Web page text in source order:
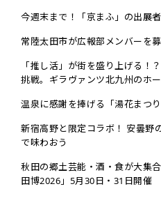
今週末まで！「京まふ」の出展
常陸太田市が広報部メンバーを
「推し活」が街を盛り上げる！
挑戦。ギラヴァンツ北九州のホ
温泉に感謝を捧げる「湯花まつり
新宿高野と限定コラボ！ 安曇野
で味わおう
秋田の郷土芸能・酒・食が大集
田博2026」5月30日・31日開催